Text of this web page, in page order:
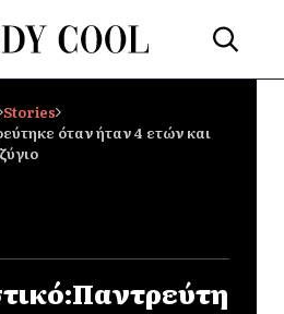
Stories
όταν ήταν 4 ετών και